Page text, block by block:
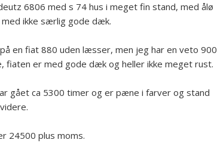
6806 med s 74 hus i meget fin stand, med ålø
ikke særlig gode dæk.
en fiat 880 uden læsser, men jeg har en veto 900
fiaten er med gode dæk og heller ikke meget rust.
gået ca 5300 timer og er pæne i farver og stand
24500 plus moms.